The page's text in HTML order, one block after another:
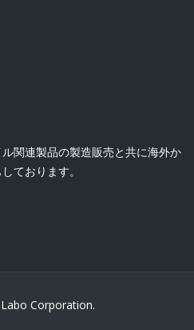
関連製品の製造販売と共に海外か
ております。
Corporation.